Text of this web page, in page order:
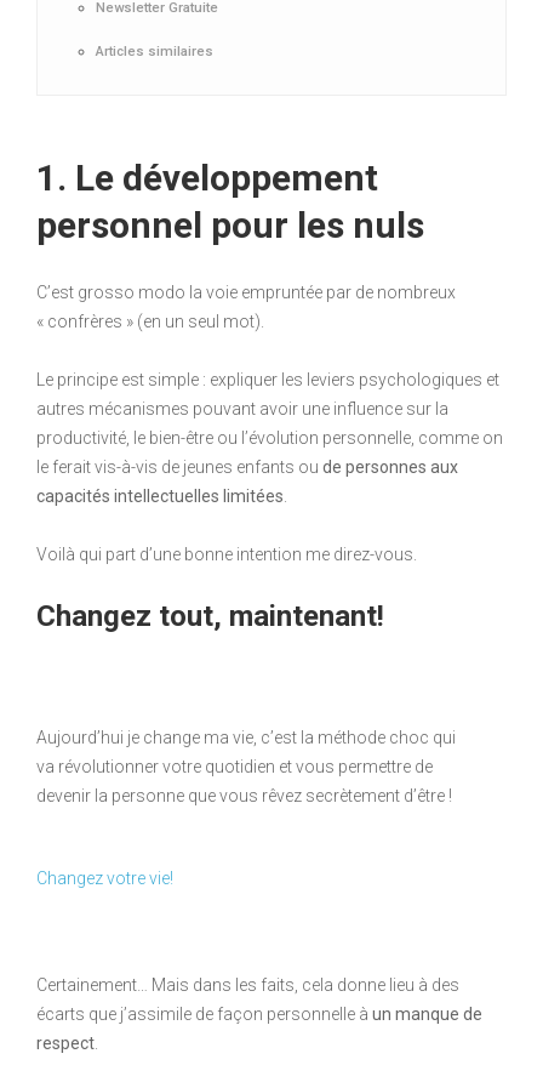
Newsletter Gratuite
Articles similaires
1. Le développement
personnel pour les nuls
C’est grosso modo la voie empruntée par de nombreux
« confrères » (en un seul mot).
Le principe est simple : expliquer les leviers psychologiques et
autres mécanismes pouvant avoir une influence sur la
productivité, le bien-être ou l’évolution personnelle, comme on
le ferait vis-à-vis de jeunes enfants ou de personnes aux
capacités intellectuelles limitées
Voilà qui part d’une bonne intention me direz-vous.
Changez tout, maintenant!
Aujourd’hui je change ma vie, c’est la méthode choc qui
va révolutionner votre quotidien et vous permettre de
devenir la personne que vous rêvez secrètement d’être !
Changez votre vie!
Certainement… Mais dans les faits, cela donne lieu à des
écarts que j’assimile de façon personnelle à un manque de
respect